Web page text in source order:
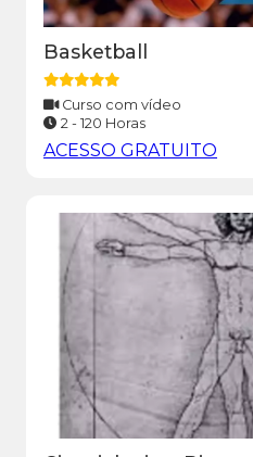
Basketball
Curso com vídeo
2 - 120 Horas
ACESSO GRATUITO